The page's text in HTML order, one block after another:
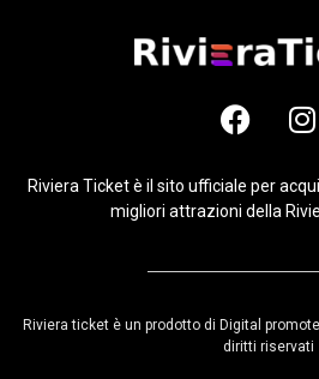
Riviera Ticket è il sito ufficiale per
migliori attrazioni della
Riviera ticket è un prodotto di Digital
diritti riservati